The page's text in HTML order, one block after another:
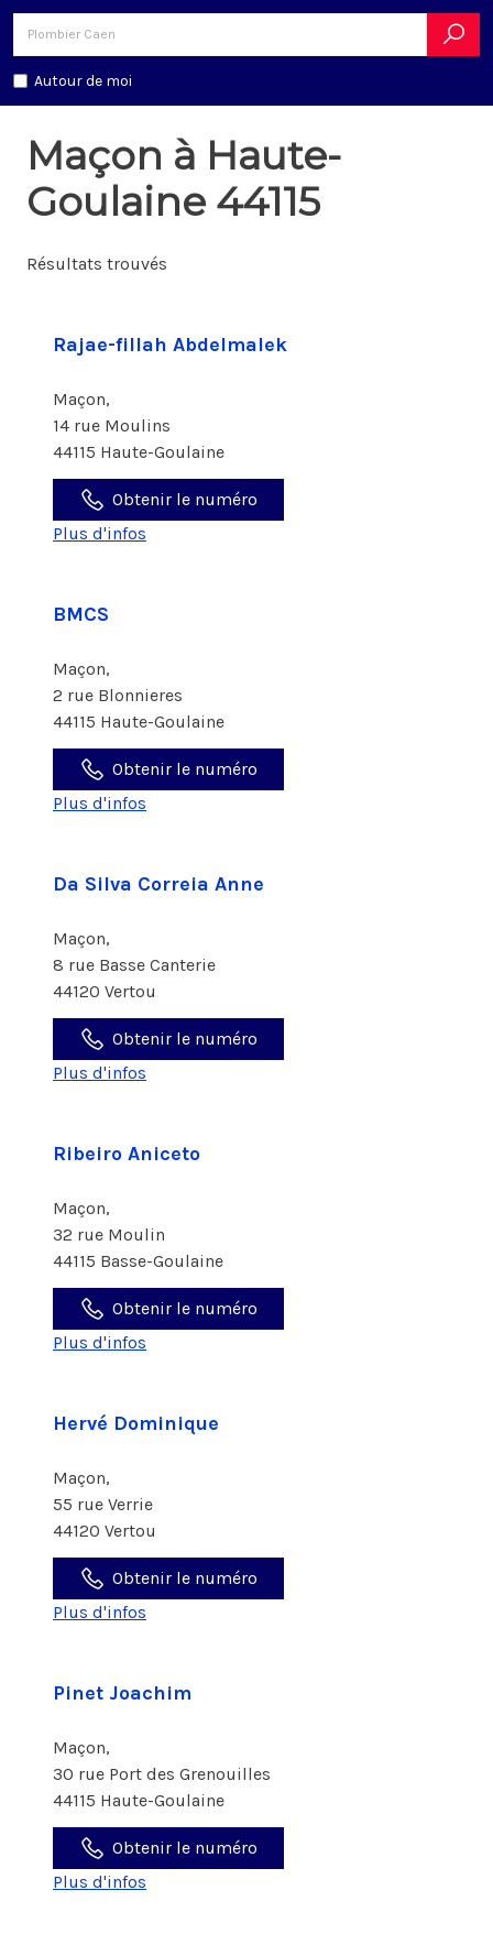
Autour de moi
Maçon à Haute-
Goulaine 44115
Résultats trouvés
Rajae-fillah Abdelmalek
Maçon,
14 rue Moulins
44115 Haute-Goulaine
Obtenir le numéro
Plus d'infos
BMCS
Maçon,
2 rue Blonnieres
44115 Haute-Goulaine
Obtenir le numéro
Plus d'infos
Da Silva Correia Anne
Maçon,
8 rue Basse Canterie
44120 Vertou
Obtenir le numéro
Plus d'infos
Ribeiro Aniceto
Maçon,
32 rue Moulin
44115 Basse-Goulaine
Obtenir le numéro
Plus d'infos
Hervé Dominique
Maçon,
55 rue Verrie
44120 Vertou
Obtenir le numéro
Plus d'infos
Pinet Joachim
Maçon,
30 rue Port des Grenouilles
44115 Haute-Goulaine
Obtenir le numéro
Plus d'infos